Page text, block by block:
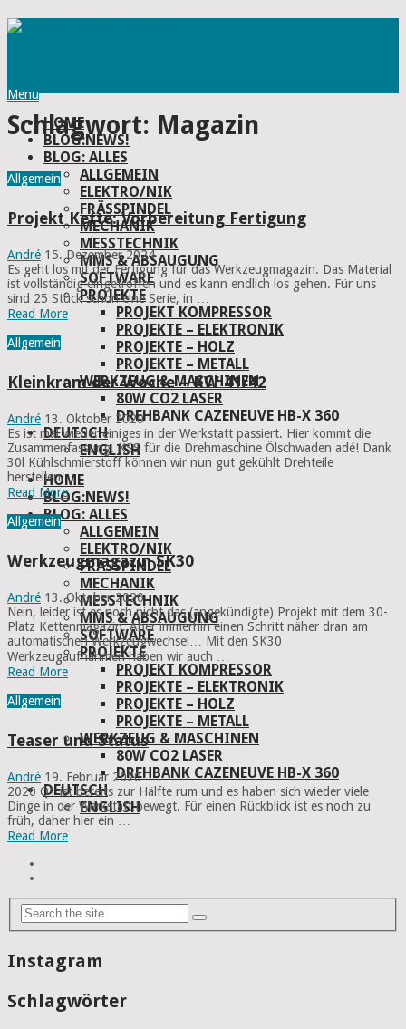
Menu
HOME
BLOG:NEWS!
BLOG: ALLES
ALLGEMEIN
ELEKTRO/NIK
FRÄSSPINDEL
MECHANIK
MESSTECHNIK
MMS & ABSAUGUNG
SOFTWARE
PROJEKTE
PROJEKT KOMPRESSOR
PROJEKTE – ELEKTRONIK
PROJEKTE – HOLZ
PROJEKTE – METALL
WERKZEUG & MASCHINEN
80W CO2 LASER
DREHBANK CAZENEUVE HB-X 360
DEUTSCH
ENGLISH
HOME
BLOG:NEWS!
BLOG: ALLES
ALLGEMEIN
ELEKTRO/NIK
FRÄSSPINDEL
MECHANIK
MESSTECHNIK
MMS & ABSAUGUNG
SOFTWARE
PROJEKTE
PROJEKT KOMPRESSOR
PROJEKTE – ELEKTRONIK
PROJEKTE – HOLZ
PROJEKTE – METALL
WERKZEUG & MASCHINEN
80W CO2 LASER
DREHBANK CAZENEUVE HB-X 360
DEUTSCH
ENGLISH
Schlagwort: Magazin
Allgemein
Projekt Kette: Vorbereitung Fertigung
André 15. Dezember 2024
Es geht los mit der Fertigung für das Werkzeugmagazin. Das Material
ist vollständig eingetroffen und es kann endlich los gehen. Für uns
sind 25 Stück schon eine Serie, in …
Read More
Allgemein
Kleinkram der Woche – KW 41/42
André 13. Oktober 2020
Es ist mal wieder einiges in der Werkstatt passiert. Hier kommt die
Zusammenfassung. KSS für die Drehmaschine Ölschwaden adé! Dank
30l Kühlschmierstoff können wir nun gut gekühlt Drehteile
herstellen …
Read More
Allgemein
Werkzeugmagazin SK30
André 13. Oktober 2020
Nein, leider ist es noch nicht das (angekündigte) Projekt mit dem 30-
Platz Kettenmagazin. Aber immerhin einen Schritt näher dran am
automatischen Werkzeugwechsel… Mit den SK30
Werkzeugaufnahmen haben wir auch …
Read More
Allgemein
Teaser und Status
André 19. Februar 2020
2020 Q1 ist bereits zur Hälfte rum und es haben sich wieder viele
Dinge in der Werkstatt bewegt. Für einen Rückblick ist es noch zu
früh, daher hier ein …
Read More
Instagram
Schlagwörter